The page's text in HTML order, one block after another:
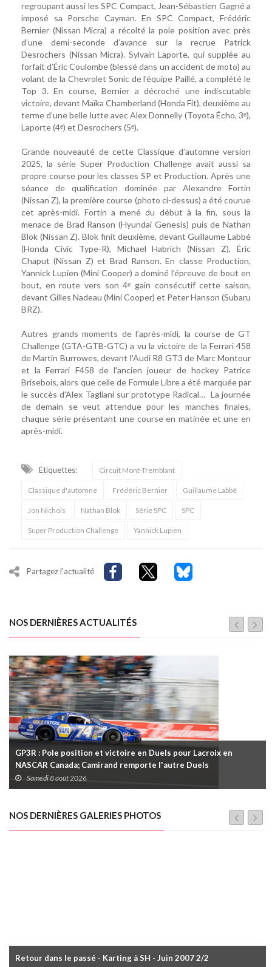
regroupant aussi les SPC Compact, Jean-Sébastien Gagné a
imposé sa Porsche Cayman. En SPC Compact, Frédéric
Bernier (Nissan Micra) a récolté la pole position avec près
d’une demi-seconde d’avance sur la recrue Patrick
Desrochers (Nissan Micra). Sylvain Laporte, qui supplée au
forfait d’Éric Coulombe (blessé dans un accident de moto) au
volant de la Chevrolet Sonic de l’équipe Paillé, a complété le
Top 3. En course, Bernier a décroché une indiscutable
victoire, devant Maïka Chamberland (Honda Fit), deuxième au
terme d’une belle lutte avec Alex Donnelly (Toyota Écho, 3ᵉ),
Laporte (4ᵉ) et Desrochers (5ᵉ).
Grande nouveauté de cette Classique d’automne version
2025, la série Super Production Challenge avait aussi sa
propre course pour les classes SP et Production. Après une
séance de qualification dominée par Alexandre Fortin
(Nissan Z), la première course (photo ci-dessus) a été courue
cet après-midi. Fortin a mené du début à la fin, sous la
menace de Brad Ranson (Hyundai Genesis) puis de Nathan
Blok (Nissan Z). Blok finit deuxième, devant Guillaume Labbé
(Honda Civic Type-R), Michael Habrich (Nissan Z), Éric
Chaput (Nissan Z) et Brad Ranson. En classe Production,
Yannick Lupien (Mini Cooper) a dominé l’épreuve de bout en
bout, en route vers son 4ᵉ gain consécutif cette saison,
devant Gilles Nadeau (Mini Cooper) et Peter Hanson (Subaru
BRZ).
Autres grands moments de l’après-midi, la course de GT
Challenge (GTA-GTB-GTC) a vu la victoire de la Ferrari 458
de Martin Burrowes, devant l'Audi R8 GT3 de Marc Montour
et la Ferrari F458 de l'ancien joueur de hockey Patrice
Brisebois, alors que celle de Formule Libre a été marquée par
le succès d'Alex Tagliani sur prototype Radical… La journée
de demain se veut attendue pour les manches finales,
chaque série présentant une course en matinée et une en
après-midi.
Étiquettes: Circuit Mont-Tremblant
Classique d'automne Frédéric Bernier Guillaume Labbé
Jon Nichols Nathan Blok Série SPC SPC
Super Production Challenge Yannick Lupien
Partagez l'actualité
NOS DERNIÈRES ACTUALITÉS
GP3R : Pole position et victoire en Duels pour Lacroix en
NASCAR Canada; Camirand remporte l'autre Duels
Samedi 8 août 2026
NOS DERNIÈRES GALERIES PHOTOS
Retour dans le passé - Karting à SH - Juin 2007 2/2